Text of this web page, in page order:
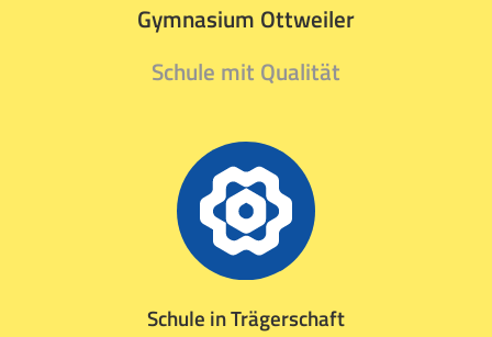
Gymnasium Ottweiler
Schule mit Qualität
Schule in Trägerschaft